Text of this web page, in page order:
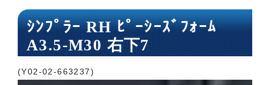
トップページ
ネット販売ページ
歯科関連機器
ｼﾝﾌﾟﾗｰ RH ﾋﾟｰｼｰｽﾞﾌｫｰﾑ
A3.5-M30 右下7
(Y02-02-663237)